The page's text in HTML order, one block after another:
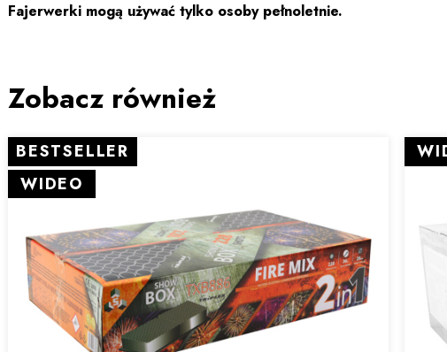
Fajerwerki mogą używać tylko osoby pełnoletnie.
Zobacz również
BESTSELLER
WIDEO